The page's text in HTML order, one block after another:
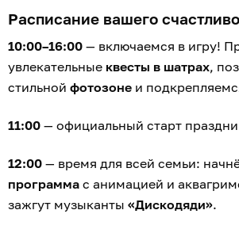
Расписание вашего
10:00–16:00 — включаемся в игру!
увлекательные квесты в шатрах,
стильной фотозоне и
11:00 — официальный старт
12:00 — время для всей семьи:
программа с анимацией и
зажгут музыканты «Дискодяди».